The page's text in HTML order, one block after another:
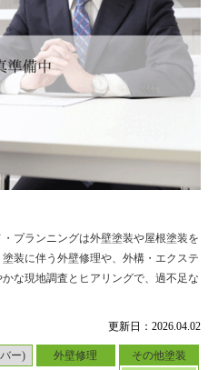
更新日：2026.04.02
ー) 外壁修理
その他塗装
プランニングは外壁塗装や屋根塗装を
装に伴う外壁修理や、外構・エクステ
な現地調査とヒアリングで、過不足な